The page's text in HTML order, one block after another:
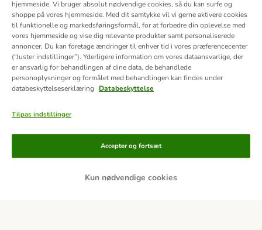
Betalingsformer
Faktura
hjemmeside. Vi bruger absolut nødvendige cookies, så du kan surfe og
shoppe på vores hjemmeside. Med dit samtykke vil vi gerne aktivere cookies
til funktionelle og markedsføringsformål, for at forbedre din oplevelse med
vores hjemmeside og vise dig relevante produkter samt personaliserede
annoncer. Du kan foretage ændringer til enhver tid i vores præferencecenter
(“Juster indstillinger”). Yderligere information om vores dataansvarlige, der
er ansvarlig for behandlingen af ​​dine data, de behandlede
personoplysninger og formålet med behandlingen kan findes under
databeskyttelseserklæring
Databeskyttelse
Tilpas indstillinger
Kun nødvendige cookies
Accepter og fortsæt